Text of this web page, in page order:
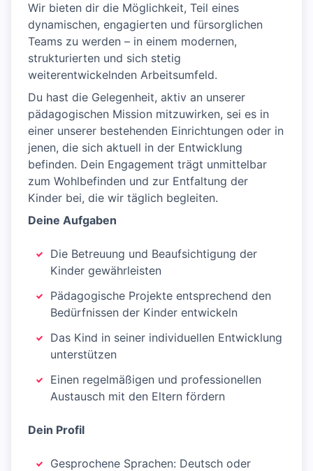
Wir bieten dir die Möglichkeit, Teil eines
dynamischen, engagierten und fürsorglichen
Teams zu werden – in einem modernen,
strukturierten und sich stetig
weiterentwickelnden Arbeitsumfeld.
Du hast die Gelegenheit, aktiv an unserer
pädagogischen Mission mitzuwirken, sei es in
einer unserer bestehenden Einrichtungen oder in
jenen, die sich aktuell in der Entwicklung
befinden. Dein Engagement trägt unmittelbar
zum Wohlbefinden und zur Entfaltung der
Kinder bei, die wir täglich begleiten.
Deine Aufgaben
Die Betreuung und Beaufsichtigung der
Kinder gewährleisten
Pädagogische Projekte entsprechend den
Bedürfnissen der Kinder entwickeln
Das Kind in seiner individuellen Entwicklung
unterstützen
Einen regelmäßigen und professionellen
Austausch mit den Eltern fördern
Dein Profil
Gesprochene Sprachen: Deutsch oder